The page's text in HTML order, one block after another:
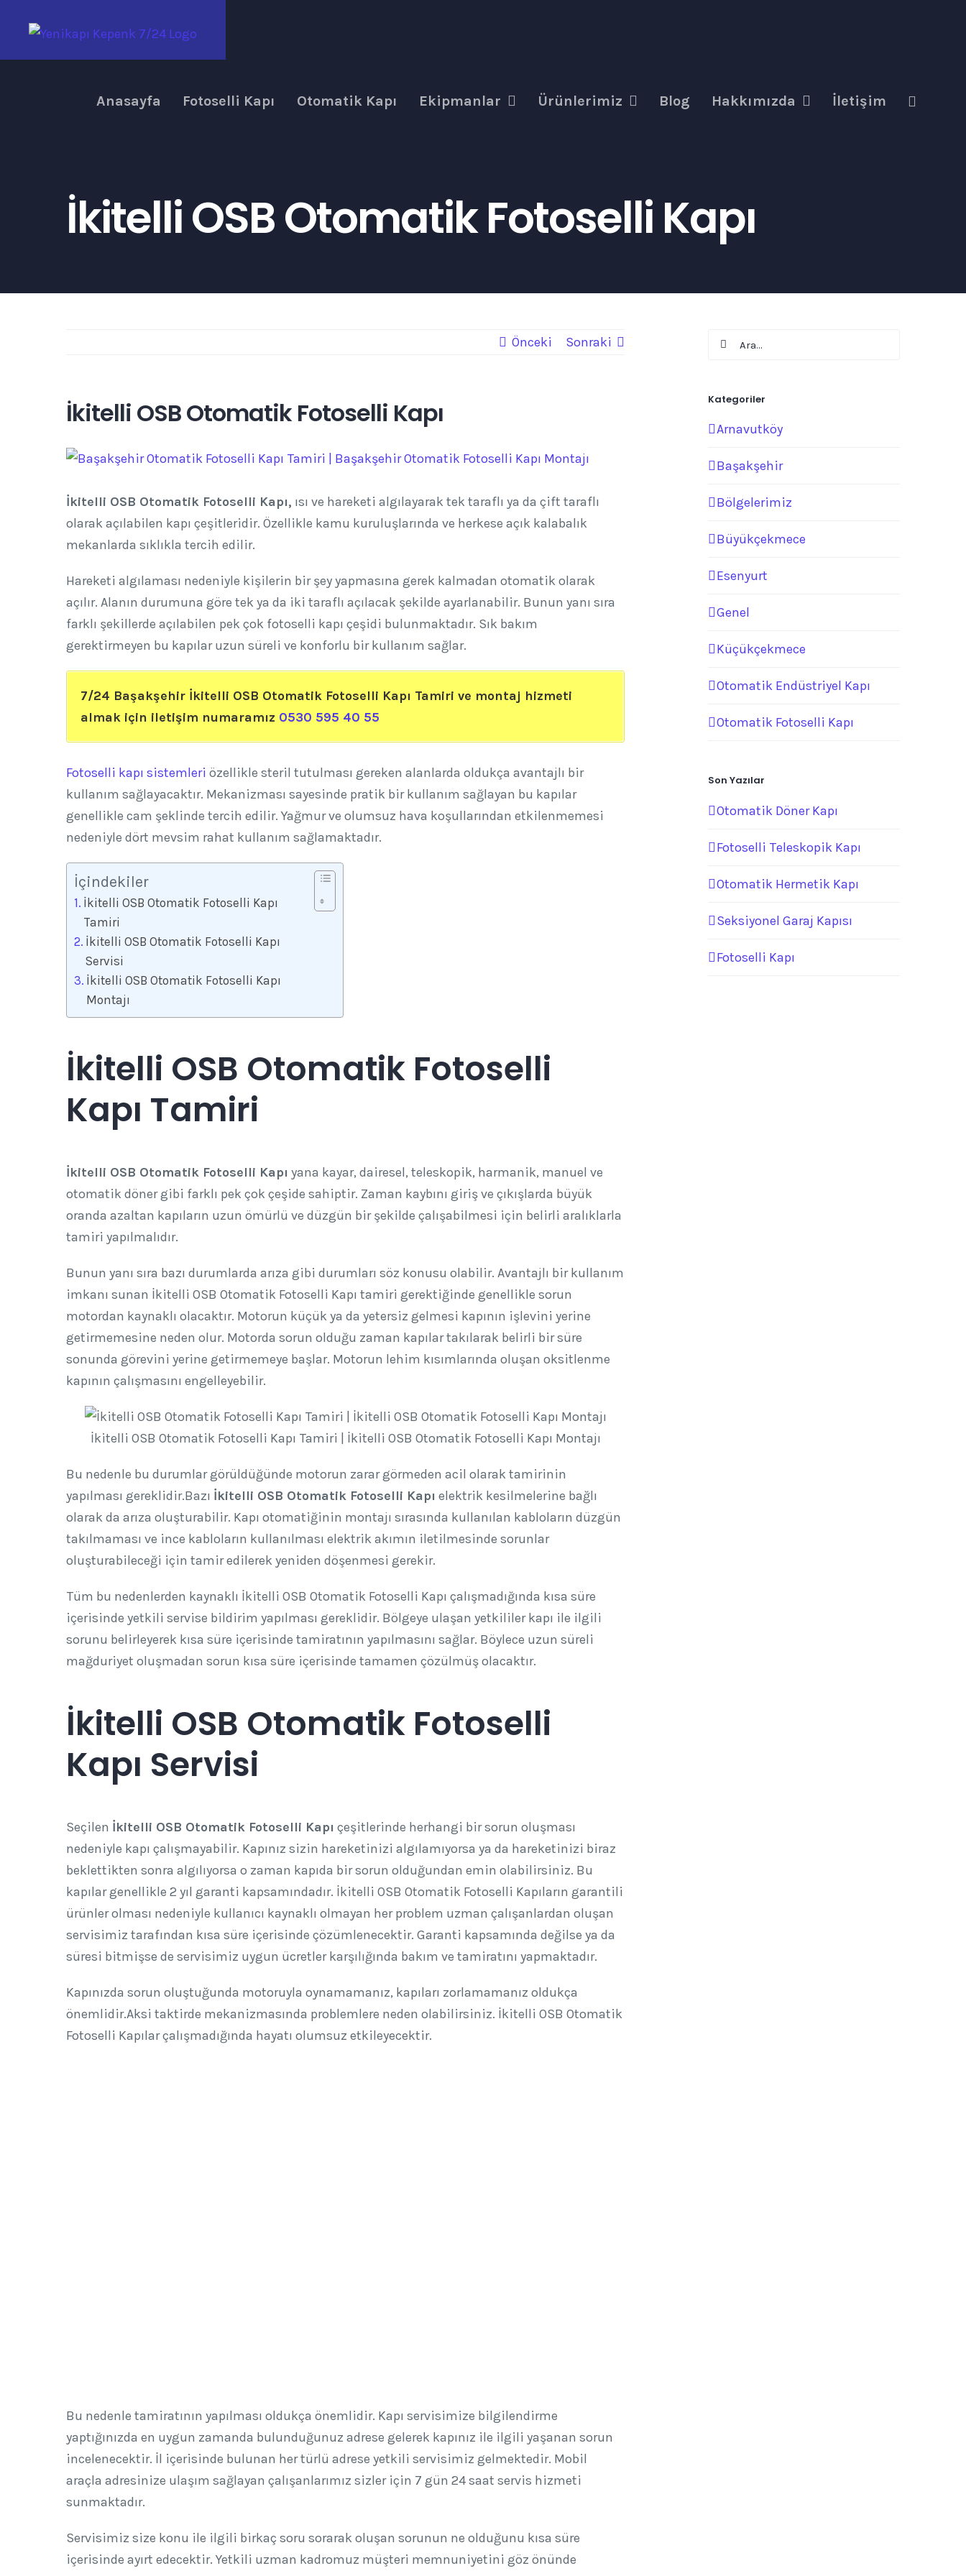
Anasayfa Fotoselli Kapı Otomatik Kapı Ekipmanlar Ürünlerimiz Blog Hakkımızda İletişim
İkitelli OSB Otomatik Fotoselli Kapı
Önceki Sonraki
İkitelli OSB Otomatik Fotoselli Kapı
View
Image
İkitelli OSB Otomatik Fotoselli Kapı, ısı ve hareketi algılayarak tek taraflı ya da çift taraflı
olarak açılabilen kapı çeşitleridir. Özellikle kamu kuruluşlarında ve herkese açık kalabalık
mekanlarda sıklıkla tercih edilir.
Hareketi algılaması nedeniyle kişilerin bir şey yapmasına gerek kalmadan otomatik olarak
açılır. Alanın durumuna göre tek ya da iki taraflı açılacak şekilde ayarlanabilir. Bunun yanı sıra
farklı şekillerde açılabilen pek çok fotoselli kapı çeşidi bulunmaktadır. Sık bakım
gerektirmeyen bu kapılar uzun süreli ve konforlu bir kullanım sağlar.
7/24 Başakşehir İkitelli OSB Otomatik Fotoselli Kapı Tamiri ve montaj hizmeti
almak için iletişim numaramız 0530 595 40 55
Fotoselli kapı sistemleri özellikle steril tutulması gereken alanlarda oldukça avantajlı bir
kullanım sağlayacaktır. Mekanizması sayesinde pratik bir kullanım sağlayan bu kapılar
genellikle cam şeklinde tercih edilir. Yağmur ve olumsuz hava koşullarından etkilenmemesi
nedeniyle dört mevsim rahat kullanım sağlamaktadır.
İçindekiler
İkitelli OSB Otomatik Fotoselli Kapı
Tamiri
İkitelli OSB Otomatik Fotoselli Kapı
Servisi
İkitelli OSB Otomatik Fotoselli Kapı
Montajı
İkitelli OSB Otomatik Fotoselli
Kapı Tamiri
İkitelli OSB Otomatik Fotoselli Kapı yana kayar, dairesel, teleskopik, harmanik, manuel ve
otomatik döner gibi farklı pek çok çeşide sahiptir. Zaman kaybını giriş ve çıkışlarda büyük
oranda azaltan kapıların uzun ömürlü ve düzgün bir şekilde çalışabilmesi için belirli aralıklarla
tamiri yapılmalıdır.
Bunun yanı sıra bazı durumlarda arıza gibi durumları söz konusu olabilir. Avantajlı bir kullanım
imkanı sunan İkitelli OSB Otomatik Fotoselli Kapı tamiri gerektiğinde genellikle sorun
motordan kaynaklı olacaktır. Motorun küçük ya da yetersiz gelmesi kapının işlevini yerine
getirmemesine neden olur. Motorda sorun olduğu zaman kapılar takılarak belirli bir süre
sonunda görevini yerine getirmemeye başlar. Motorun lehim kısımlarında oluşan oksitlenme
kapının çalışmasını engelleyebilir.
İkitelli OSB Otomatik Fotoselli Kapı Tamiri | İkitelli OSB Otomatik Fotoselli Kapı Montajı
Bu nedenle bu durumlar görüldüğünde motorun zarar görmeden acil olarak tamirinin
yapılması gereklidir.Bazı İkitelli OSB Otomatik Fotoselli Kapı elektrik kesilmelerine bağlı
olarak da arıza oluşturabilir. Kapı otomatiğinin montajı sırasında kullanılan kabloların düzgün
takılmaması ve ince kabloların kullanılması elektrik akımın iletilmesinde sorunlar
oluşturabileceği için tamir edilerek yeniden döşenmesi gerekir.
Tüm bu nedenlerden kaynaklı İkitelli OSB Otomatik Fotoselli Kapı çalışmadığında kısa süre
içerisinde yetkili servise bildirim yapılması gereklidir. Bölgeye ulaşan yetkililer kapı ile ilgili
sorunu belirleyerek kısa süre içerisinde tamiratının yapılmasını sağlar. Böylece uzun süreli
mağduriyet oluşmadan sorun kısa süre içerisinde tamamen çözülmüş olacaktır.
İkitelli OSB Otomatik Fotoselli
Kapı Servisi
Seçilen İkitelli OSB Otomatik Fotoselli Kapı çeşitlerinde herhangi bir sorun oluşması
nedeniyle kapı çalışmayabilir. Kapınız sizin hareketinizi algılamıyorsa ya da hareketinizi biraz
beklettikten sonra algılıyorsa o zaman kapıda bir sorun olduğundan emin olabilirsiniz. Bu
kapılar genellikle 2 yıl garanti kapsamındadır. İkitelli OSB Otomatik Fotoselli Kapıların garantili
ürünler olması nedeniyle kullanıcı kaynaklı olmayan her problem uzman çalışanlardan oluşan
servisimiz tarafından kısa süre içerisinde çözümlenecektir. Garanti kapsamında değilse ya da
süresi bitmişse de servisimiz uygun ücretler karşılığında bakım ve tamiratını yapmaktadır.
Kapınızda sorun oluştuğunda motoruyla oynamamanız, kapıları zorlamamanız oldukça
önemlidir.Aksi taktirde mekanizmasında problemlere neden olabilirsiniz. İkitelli OSB Otomatik
Fotoselli Kapılar çalışmadığında hayatı olumsuz etkileyecektir.
Bu nedenle tamiratının yapılması oldukça önemlidir. Kapı servisimize bilgilendirme
yaptığınızda en uygun zamanda bulunduğunuz adrese gelerek kapınız ile ilgili yaşanan sorun
incelenecektir. İl içerisinde bulunan her türlü adrese yetkili servisimiz gelmektedir. Mobil
araçla adresinize ulaşım sağlayan çalışanlarımız sizler için 7 gün 24 saat servis hizmeti
sunmaktadır.
Servisimiz size konu ile ilgili birkaç soru sorarak oluşan sorunun ne olduğunu kısa süre
içerisinde ayırt edecektir. Yetkili uzman kadromuz müşteri memnuniyetini göz önünde
Ara:
Kategoriler
Arnavutköy
Başakşehir
Bölgelerimiz
Büyükçekmece
Esenyurt
Genel
Küçükçekmece
Otomatik Endüstriyel Kapı
Otomatik Fotoselli Kapı
Son Yazılar
Otomatik Döner Kapı
Fotoselli Teleskopik Kapı
Otomatik Hermetik Kapı
Seksiyonel Garaj Kapısı
Fotoselli Kapı